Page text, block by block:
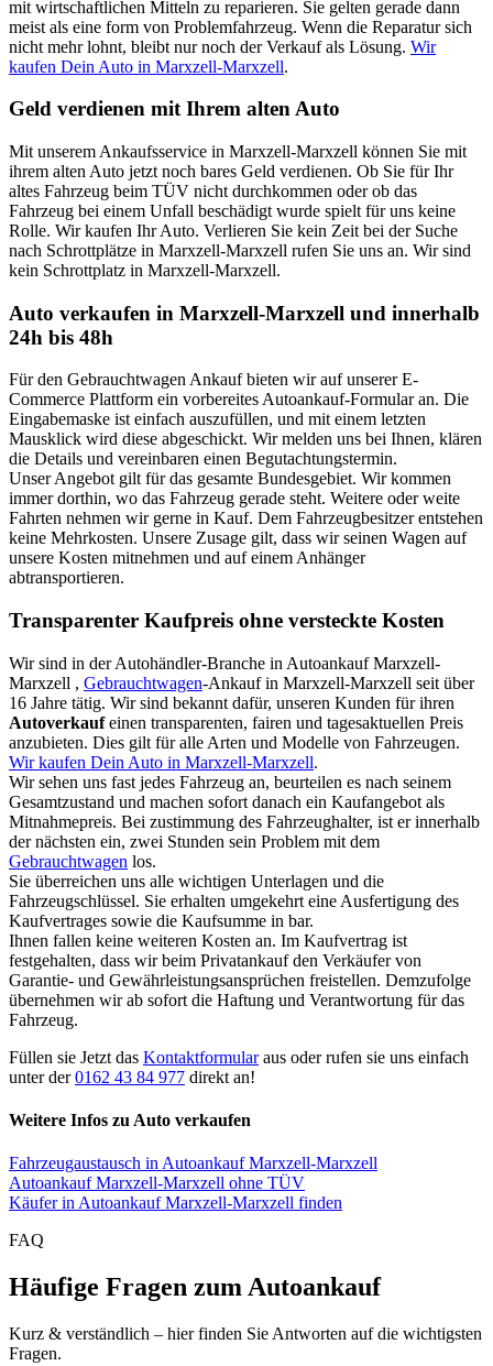
mit wirtschaftlichen Mitteln zu reparieren. Sie gelten gerade dann
meist als eine form von Problemfahrzeug. Wenn die Reparatur sich
nicht mehr lohnt, bleibt nur noch der Verkauf als Lösung. Wir
kaufen Dein Auto in Marxzell-Marxzell.
Geld verdienen mit Ihrem alten Auto
Mit unserem Ankaufsservice in Marxzell-Marxzell können Sie mit
ihrem alten Auto jetzt noch bares Geld verdienen. Ob Sie für Ihr
altes Fahrzeug beim TÜV nicht durchkommen oder ob das
Fahrzeug bei einem Unfall beschädigt wurde spielt für uns keine
Rolle. Wir kaufen Ihr Auto. Verlieren Sie kein Zeit bei der Suche
nach Schrottplätze in Marxzell-Marxzell rufen Sie uns an. Wir sind
kein Schrottplatz in Marxzell-Marxzell.
Auto verkaufen in Marxzell-Marxzell und innerhalb
24h bis 48h
Für den Gebrauchtwagen Ankauf bieten wir auf unserer E-
Commerce Plattform ein vorbereites Autoankauf-Formular an. Die
Eingabemaske ist einfach auszufüllen, und mit einem letzten
Mausklick wird diese abgeschickt. Wir melden uns bei Ihnen, klären
die Details und vereinbaren einen Begutachtungstermin.
Unser Angebot gilt für das gesamte Bundesgebiet. Wir kommen
immer dorthin, wo das Fahrzeug gerade steht. Weitere oder weite
Fahrten nehmen wir gerne in Kauf. Dem Fahrzeugbesitzer entstehen
keine Mehrkosten. Unsere Zusage gilt, dass wir seinen Wagen auf
unsere Kosten mitnehmen und auf einem Anhänger
abtransportieren.
Transparenter Kaufpreis ohne versteckte Kosten
Wir sind in der Autohändler-Branche in Autoankauf Marxzell-
Marxzell , Gebrauchtwagen-Ankauf in Marxzell-Marxzell seit über
16 Jahre tätig. Wir sind bekannt dafür, unseren Kunden für ihren
Autoverkaufeinen transparenten, fairen und tagesaktuellen Preis
anzubieten. Dies gilt für alle Arten und Modelle von Fahrzeugen.
Wir kaufen Dein Auto in Marxzell-Marxzell.
Wir sehen uns fast jedes Fahrzeug an, beurteilen es nach seinem
Gesamtzustand und machen sofort danach ein Kaufangebot als
Mitnahmepreis. Bei zustimmung des Fahrzeughalter, ist er innerhalb
der nächsten ein, zwei Stunden sein Problem mit dem
Gebrauchtwagen los.
Sie überreichen uns alle wichtigen Unterlagen und die
Fahrzeugschlüssel. Sie erhalten umgekehrt eine Ausfertigung des
Kaufvertrages sowie die Kaufsumme in bar.
Ihnen fallen keine weiteren Kosten an. Im Kaufvertrag ist
festgehalten, dass wir beim Privatankauf den Verkäufer von
Garantie- und Gewährleistungsansprüchen freistellen. Demzufolge
übernehmen wir ab sofort die Haftung und Verantwortung für das
Fahrzeug.
Füllen sie Jetzt das Kontaktformularaus oder rufen sie uns einfach
unter der0162 43 84 977 direkt an!
Weitere Infos zu Auto verkaufen
Fahrzeugaustausch in Autoankauf Marxzell-Marxzell
Autoankauf Marxzell-Marxzell ohne TÜV
Käufer in Autoankauf Marxzell-Marxzell finden
FAQ
Häufige Fragen zum Autoankauf
Kurz & verständlich – hier finden Sie Antworten auf die wichtigsten
Fragen.